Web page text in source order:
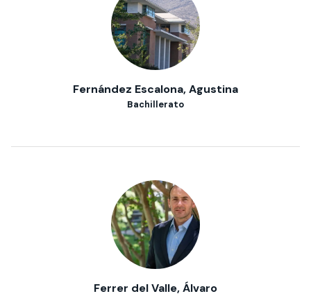
Fernández Escalona, Agustina
Bachillerato
Ferrer del Valle, Álvaro